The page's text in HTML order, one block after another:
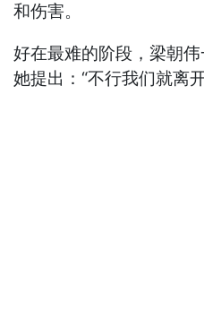
和伤害。
好在最难的阶段，梁朝
她提出：“不行我们就离